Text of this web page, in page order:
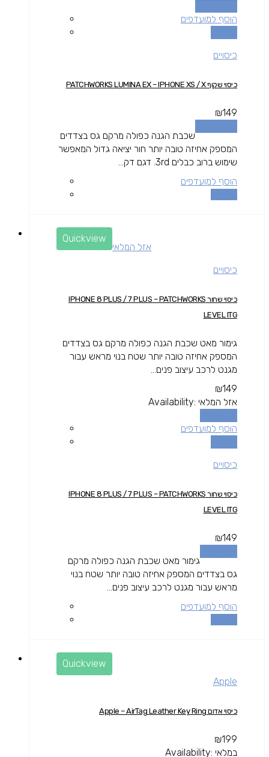
הוסף למועדפים
כיסויים
כיסוי שקוף PATCHWORKS LUMINA EX – IPHONE XS / X
₪149
שכבת הגנה כפולה מרקם גס בצדדים
המספק אחיזה טובה יותר חור יציאה גדול המאפשר
שימוש ברוב כבלים 3rd. דגם דק...
הוסף למועדפים
Quickview
אזל המלאי
כיסויים
כיסוי שחור IPHONE 8 PLUS / 7 PLUS – PATCHWORKS
LEVEL ITG
גימור מאט שכבת הגנה כפולה מרקם גס בצדדים
המספק אחיזה טובה יותר שטח בנוי מראש עבור
מגנט לרכב עיצוב פנים...
₪149
Availability: אזל המלאי
הוסף למועדפים
כיסויים
כיסוי שחור IPHONE 8 PLUS / 7 PLUS – PATCHWORKS
LEVEL ITG
₪149
גימור מאט שכבת הגנה כפולה מרקם
גס בצדדים המספק אחיזה טובה יותר שטח בנוי
מראש עבור מגנט לרכב עיצוב פנים...
הוסף למועדפים
Quickview
Apple
כיסוי אדום Apple – AirTag Leather Key Ring
₪199
Availability: במלאי